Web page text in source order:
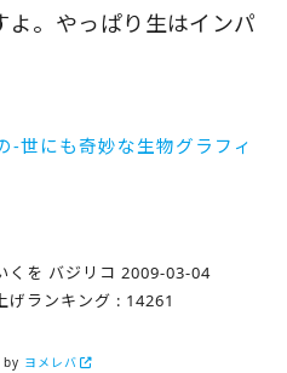
。やっぱり生はインパ
-世にも奇妙な生物グラフィ
くを バジリコ 2009-03-04
げランキング : 14261
by ヨメレバ